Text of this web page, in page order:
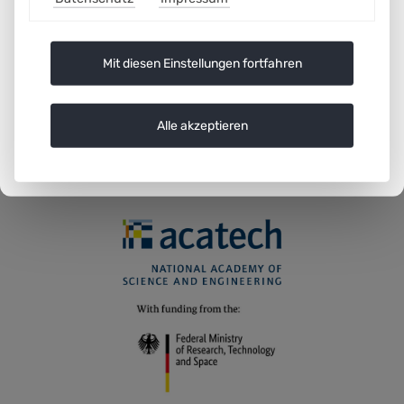
learning systems in the respective situational context of
AG7_WP_Executive_Summary_Autonomy_Level.pdf
(517.6 KiB)
Mit diesen Einstellungen fortfahren
Alle akzeptieren